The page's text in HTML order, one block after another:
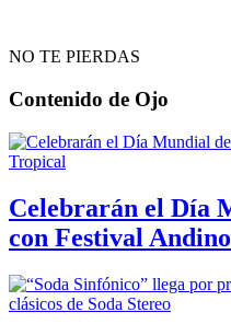
NO TE PIERDAS
Contenido de Ojo
Celebrarán el Día
con Festival